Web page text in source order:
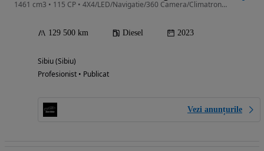
1461 cm3 • 115 CP • 4X4/LED/Navigatie/360 Camera/Climatronic/Carlig/Km reali !
129 500 km Diesel 2023
Sibiu (Sibiu)
Profesionist • Publicat
Vezi anunțurile